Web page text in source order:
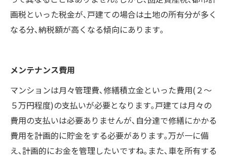
画税といった税金が､戸建ての場合は土地の所有分が多く
なる分､納税額が高くなる傾向にあります｡
メンテナンス費用
マンションは月々管理費､修繕積立金といった費用(２～
５万円程度)の支払いが必要となります｡戸建ては月々の
費用の支払いは必要ありませんが､自分達で修繕にかかる
費用を計画的に貯金をする必要があります｡万が一に備
え､計画的にお金を管理したいですね｡また､車を所有する